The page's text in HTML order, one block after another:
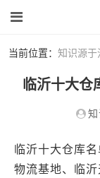
当前位置： 知识源于
临沂十大仓
临沂十大仓库
物流基地、临